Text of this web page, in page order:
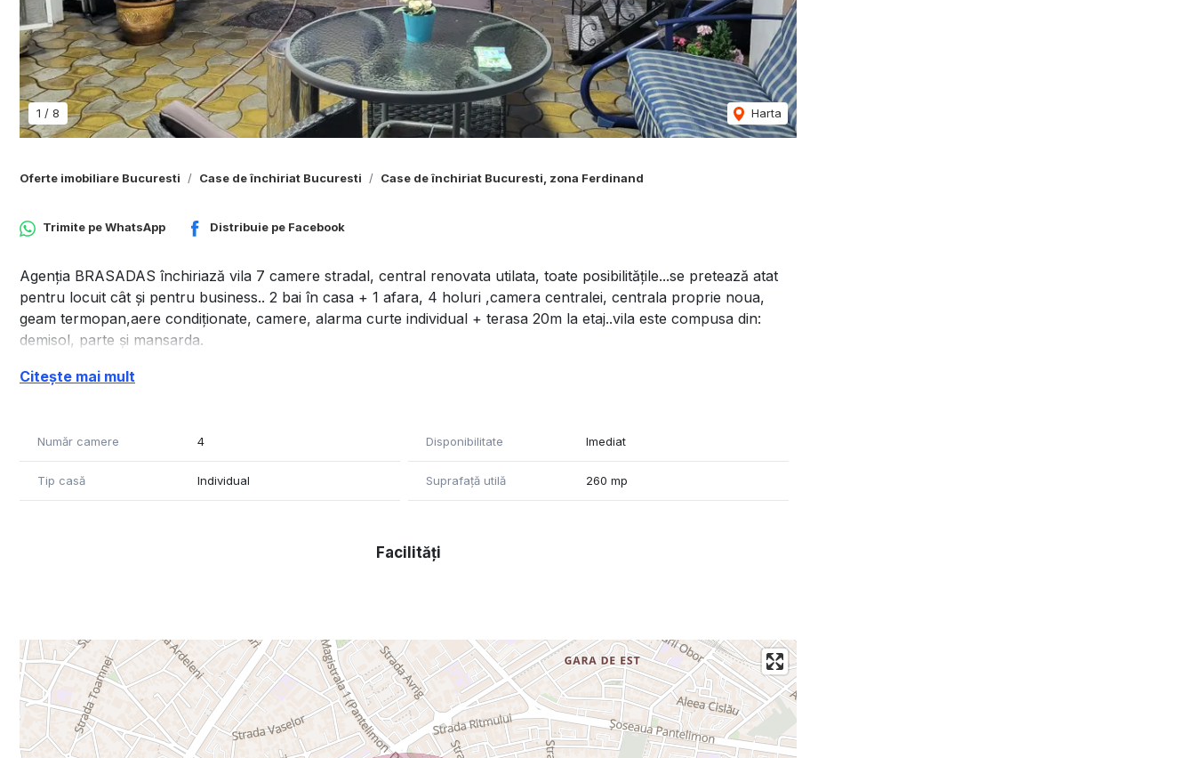
1 / 8 Harta
Oferte imobiliare Bucuresti Case de închiriat Bucuresti Case de închiriat Bucuresti, zona Ferdinand
Trimite peWhatsApp Distribuie pe Facebook
Agenția BRASADAS închiriază vila 7 camere stradal, central renovata utilata, toate posibilitățile...se pretează atat
pentru locuit cât și pentru business.. 2 bai în casa + 1 afara, 4 holuri ,camera centralei, centrala proprie noua,
geam termopan,aere condiționate, camere, alarma curte individual + terasa 20m la etaj..vila este compusa din:
demisol, parte și mansarda.
Citește mai mult
Număr camere 4 Disponibilitate Imediat
Tip casă Individual Suprafață utilă 260 mp
Facilități